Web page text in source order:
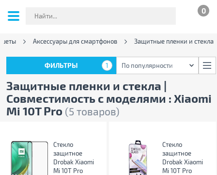
0
Аксессуары для смартфонов Защитные пленки и стекла
Защитные пленки и стекла |
Совместимость с моделями : Xiaomi
Mi 10T Pro (5 товаров)
ФИЛЬТРЫ 1 По популярности
Стекло
защитное
Drobak Xiaomi
Mi 10T Pro
Стекло
защитное
Drobak Xiaomi
Mi 10T Pro
ФИЛЬТРЫ 1 По популярности